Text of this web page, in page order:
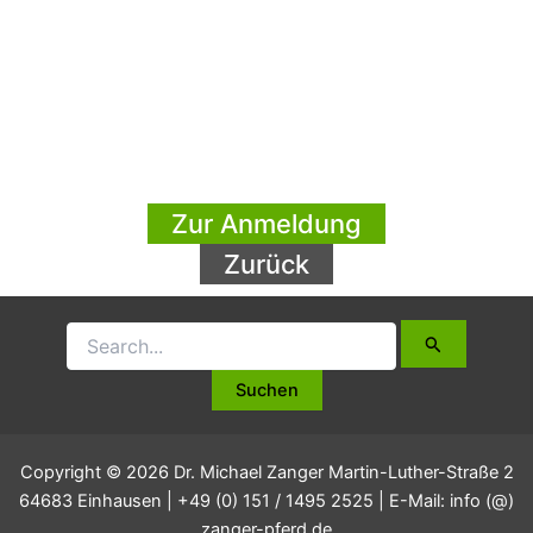
Zur Anmeldung
Zurück
Copyright © 2026 Dr. Michael Zanger Martin-Luther-Straße 2
64683 Einhausen | +49 (0) 151 / 1495 2525 | E-Mail: info (@)